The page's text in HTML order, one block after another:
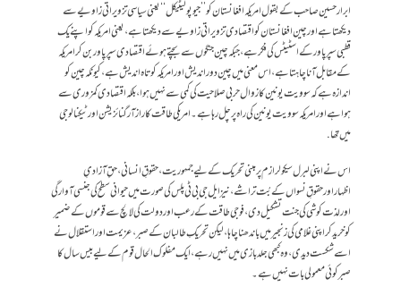
ابرار حسین صاحب کے بقول امریکہ افغانستان کو ’’جیو پولیٹیکل ‘‘ یعنی سیاسی تزویراتی زاویے سے
دیکھتا ہے اور چین افغانستان کو اقتصادی تزویراتی زاویے سے دیکھتا ہے،یعنی امریکہ کواپنے یک
قطبی سپرپاور کے اسٹیٹس کی فکر ہے ، جبکہ چین جنگوں سے بچتے ہوئے اقتصادی سپر پاور بن کر امریکہ
کے مقابل آنا چاہتا ہے ، اس معنی میں چین دوراندیش اور امریکہ کوتاہ اندیش ہے، کیونکہ چین کو
اندازہ ہے کہ سوویت یونین کا زوال حربی صلاحیت کی کمی سے نہیں ہوا ، بلکہ اقتصادی کمزوری سے
ہوا ہے اور امریکہ سوویت یونین کی راہ پر چل رہا ہے۔ امریکی طاقت کا راز آرگنائزیشن اور ٹیکنالوجی
میں تھا.
اس نے اپنی لبرل سیکولرازم پر مبنی تحریک کے لیے جمہوریت ، حقوقِ انسانی ، حقِ آزادیِ
اظہاراورحقوقِ نسواں کے بُت تراشے ،نیزایل جی بی ٹی پلس کی صورت میں حیوانی سطح کی جنسی آوارگی
اورلذت کوشی کی جنت تشکیل دی، فوجی طاقت کے رعب اور دولت کی لالچ سے قوموں کے ضمیر
کو خریدکر اپنی غلامی کی زنجیر میں باندھنا چاہا ، لیکن تحریکِ طالبان کے صبر ، عزیمت اور استقلال نے
اسے شکست دیدی، وہ کبھی جلد بازی میں نہیں رہے ، ایک مفلوک الحال قوم کے لیے بیس سال کا
صبر کوئی معمولی بات نہیں ہے۔